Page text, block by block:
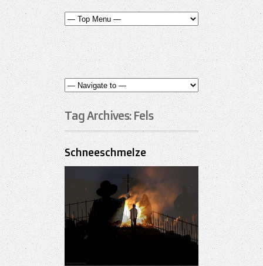
Tag Archives:Fels
Schneeschmelze